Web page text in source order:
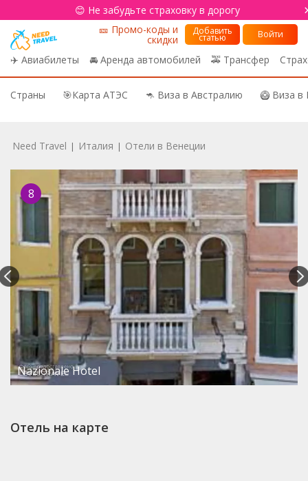
😊 Не забудьте страховку в дорогу
✈️ Авиабилеты 🚘 Аренда автомобилей 🚕 Трансфер
🎫 Промо-коды и
скидки
Добавить
статью Войти
Страны 🎯Карта АТЭС 🦘 Виза в Австралию 🥝 Виза
Need Travel | Италия | Отели в Венеции
8
Nazionale Hotel
Отель на карте